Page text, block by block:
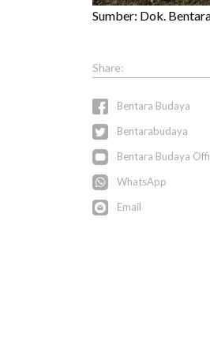
Sumber: Dok.
Bentara Budaya
Bentarabudaya
Bentara Budaya
WhatsApp
Email